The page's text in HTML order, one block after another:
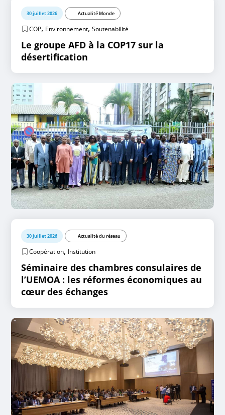
30 juillet 2026 Actualité Monde
COP, Environnement,Soutenabilité
Le groupe AFD à la COP17 sur la
désertification
30 juillet 2026 Actualité du réseau
Coopération, Institution
Séminaire des chambres consulaires de
l’UEMOA : les réformes économiques au
cœur des échanges